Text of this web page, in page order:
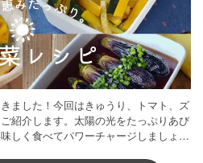
ました！今回はきゅうり、トマト、ズ
紹介します。太陽の光をたっぷりあび
しく食べてパワーチャージしましょう